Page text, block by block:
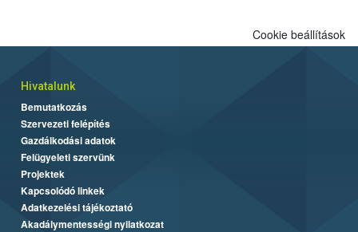
Cookie beállítások
Hivatalunk
Bemutatkozás
Szervezeti felépítés
Gazdálkodási adatok
Felügyeleti szervünk
Projektek
Kapcsolódó linkek
Adatkezelési tájékoztató
Akadálymentességi nyilatkozat